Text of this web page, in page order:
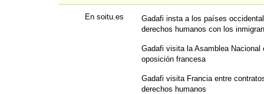
En soitu.es
Gadafi insta a los países
derechos humanos con los
Gadafi visita la Asamblea Nacional
oposición francesa
Gadafi visita Francia entre
derechos humanos